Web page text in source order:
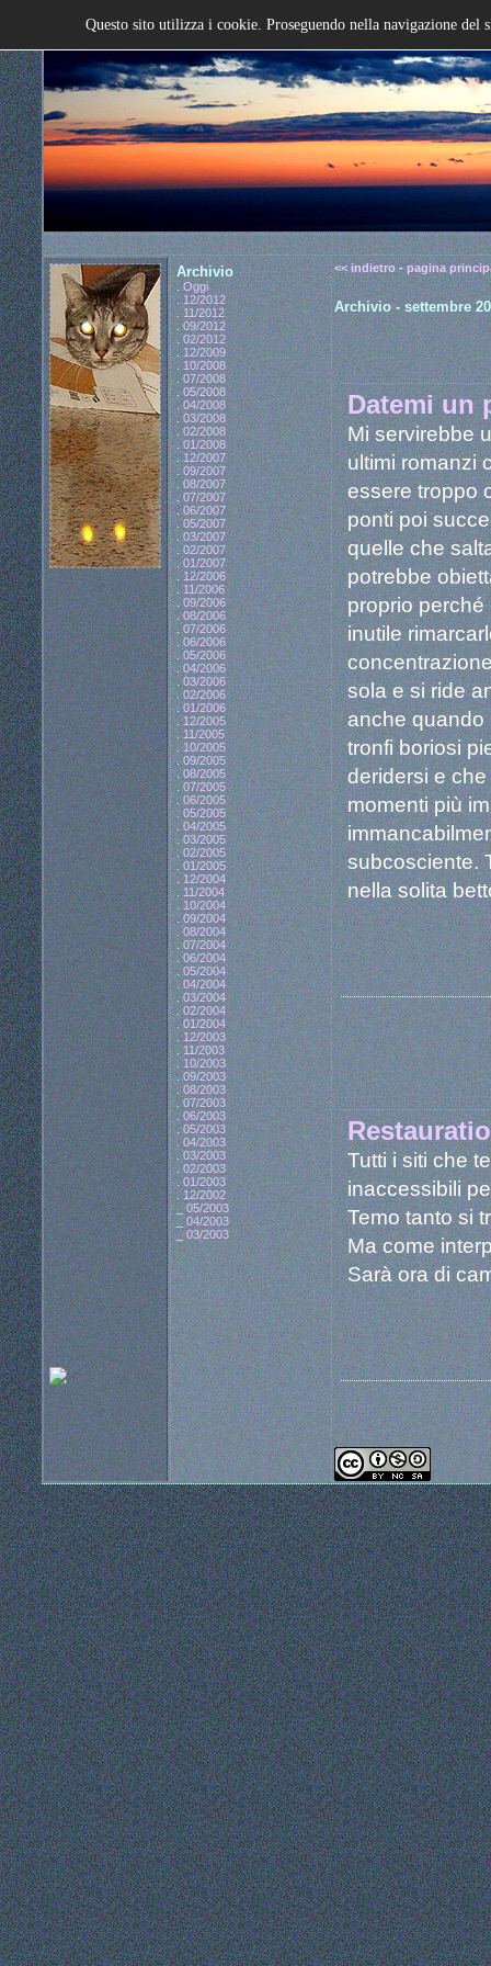
Archivio
.Oggi
.12/2012
.11/2012
.09/2012
.02/2012
.12/2009
.10/2008
.07/2008
.05/2008
.04/2008
.03/2008
.02/2008
.01/2008
.12/2007
.09/2007
.08/2007
.07/2007
.06/2007
.05/2007
.03/2007
.02/2007
.01/2007
.12/2006
.11/2006
.09/2006
.08/2006
.07/2006
.06/2006
.05/2006
.04/2006
.03/2006
.02/2006
.01/2006
.12/2005
.11/2005
.10/2005
.09/2005
.08/2005
.07/2005
.06/2005
.05/2005
.04/2005
.03/2005
.02/2005
.01/2005
.12/2004
.11/2004
.10/2004
.09/2004
.08/2004
.07/2004
.06/2004
.05/2004
.04/2004
.03/2004
.02/2004
.01/2004
.12/2003
.11/2003
.10/2003
.09/2003
.08/2003
.07/2003
.06/2003
.05/2003
.04/2003
.03/2003
.02/2003
.01/2003
.12/2002
_05/2003
_04/2003
_03/2003
<< indietro-pagina
Archivio - settembre
Datemi un
Mi servirebbe
ultimi romanzi
essere troppo
ponti poi
quelle che
potrebbe
proprio perché
inutile
sola e si ride
anche quando
tronfi boriosi
deridersi e
momenti più
subcosciente.
nella solita
Tutti i siti che
inaccessibili
Temo tanto si
Ma come
Sarà ora di
Questo sito utilizza i cookie. Proseguendo nella navigazione del